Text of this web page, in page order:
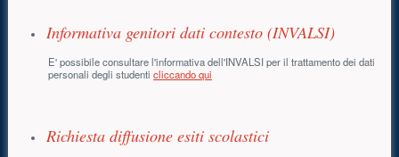
Informativa genitori dati contesto (INVALSI)
E' possibile consultare l'informativa dell'INVALSI per il trattamento dei dati
personali degli studenticliccando qui
Richiesta diffusione esiti scolastici